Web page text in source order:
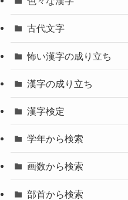
古代文字
怖い漢字の成り立ち
漢字の成り立ち
漢字検定
学年から検索
画数から検索
部首から検索